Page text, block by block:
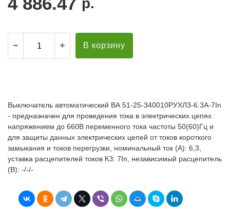
р.
В корзину
Выключатель автоматический ВА 51-25-340010РУХЛ3-6.3А-7In
- предназначен для проведения тока в электрических цепях
напряжением до 660В переменного тока частоты 50(60)Гц и
для защиты данных электрических цепей от токов короткого
замыкания и токов перегрузки, номинальный ток (А): 6,3,
уставка расцепителей токов КЗ: 7In, независимый расцепитель
(В): -/-/-